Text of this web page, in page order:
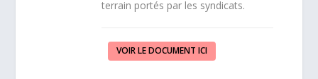
terrain portés par les syndicats.
VOIR LE DOCUMENT ICI